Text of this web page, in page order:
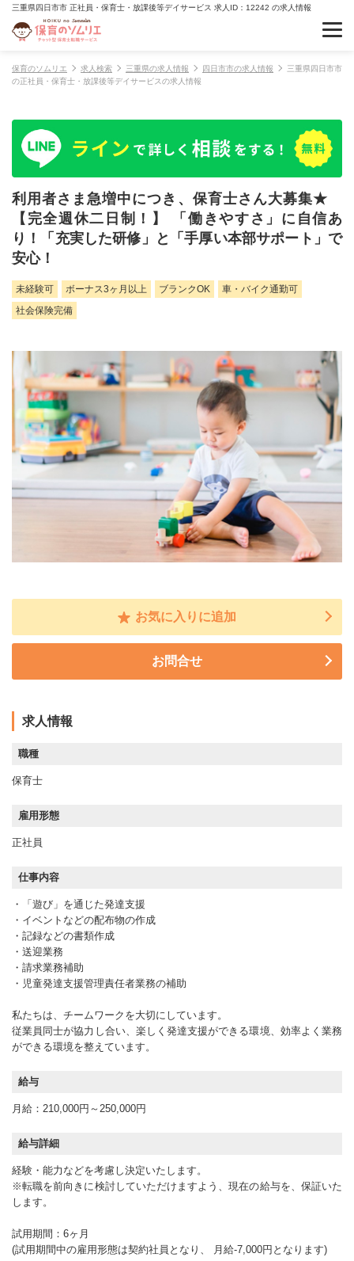
三重県四日市市 正社員・保育士・放課後等デイサービス 求人ID：12242 の求人情報
保育のソムリエ 求人検索 三重県の求人情報 四日市市の求人情報
三重県四日市市
の正社員・保育士・放課後等デイサービスの求人情報
利用者さま急増中につき、保育士さん大募集★
【完全週休二日制！】 「働きやすさ」に自信あ
り！「充実した研修」と「手厚い本部サポート」で
安心！
未経験可 ボーナス3ヶ月以上 ブランクOK
車・バイク通勤可
社会保険完備
お気に入りに追加
お問合せ
求人情報
職種
保育士
雇用形態
正社員
仕事内容
・「遊び」を通じた発達支援
・イベントなどの配布物の作成
・記録などの書類作成
・送迎業務
・請求業務補助
・児童発達支援管理責任者業務の補助
私たちは、チームワークを大切にしています。
従業員同士が協力し合い、楽しく発達支援ができる環境、効率よく業務
ができる環境を整えています。
給与
月給：210,000円～250,000円
給与詳細
経験・能力などを考慮し決定いたします。
※転職を前向きに検討していただけますよう、現在の給与を、保証いた
します。
試用期間：6ヶ月
(試用期間中の雇用形態は契約社員となり、 月給-7,000円となります)